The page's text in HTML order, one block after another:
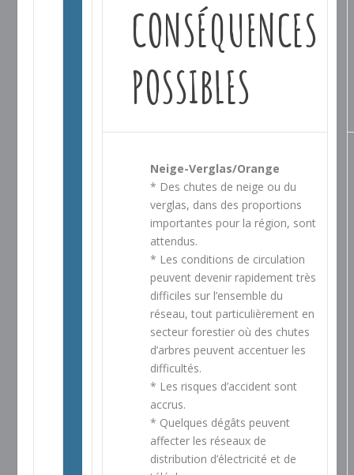
CONSÉQUENCES
POSSIBLES
Neige-Verglas/Orange
* Des chutes de neige ou du
verglas, dans des proportions
importantes pour la région, sont
attendus.
* Les conditions de circulation
peuvent devenir rapidement très
difficiles sur l’ensemble du
réseau, tout particulièrement en
secteur forestier où des chutes
d’arbres peuvent accentuer les
difficultés.
* Les risques d’accident sont
accrus.
* Quelques dégâts peuvent
affecter les réseaux de
distribution d’électricité et de